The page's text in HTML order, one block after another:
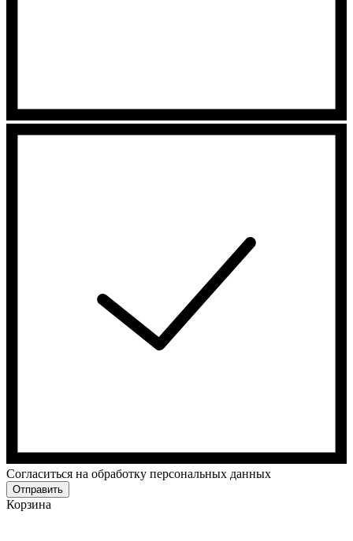
Cогласиться на обработку персональных данных
Отправить
Корзина